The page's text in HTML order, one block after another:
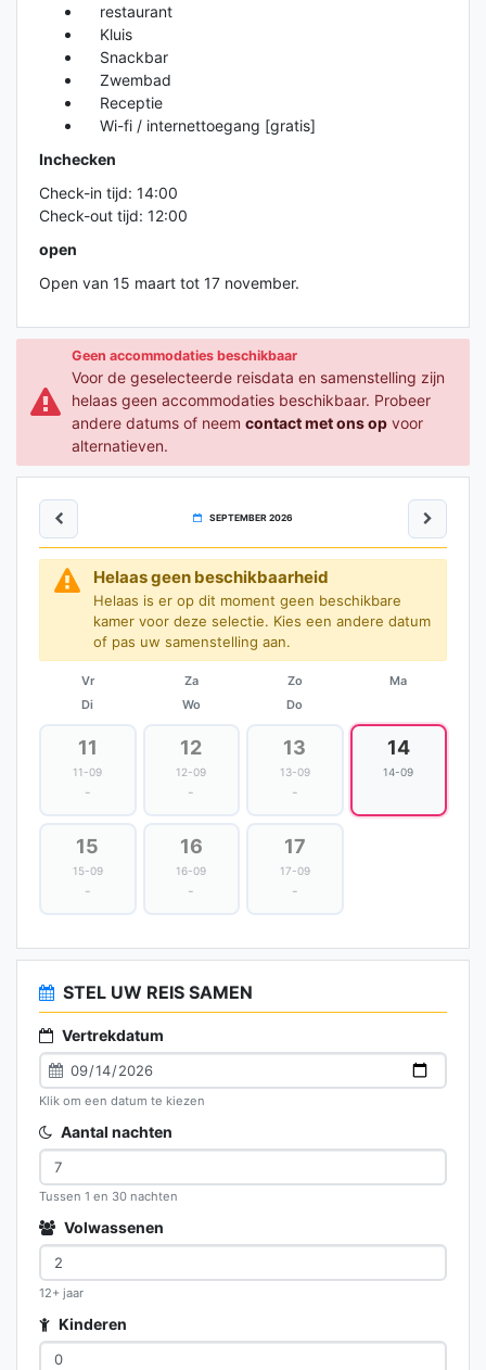
restaurant
Kluis
Snackbar
Zwembad
Receptie
Wi-fi / internettoegang [gratis]
Inchecken
Check-in tijd: 14:00
Check-out tijd: 12:00
open
Open van 15 maart tot 17 november.
Geen accommodaties beschikbaar
Voor de geselecteerde reisdata en samenstelling zijn
helaas geen accommodaties beschikbaar. Probeer
andere datums of neem contact met ons opvoor
alternatieven.
SEPTEMBER 2026
Helaas geen beschikbaarheid
Helaas is er op dit moment geen beschikbare
kamer voor deze selectie. Kies een andere datum
of pas uw samenstelling aan.
Vr Za Zo
Ma
Di
Wo Do
11
11-09
-
12
12-09
-
13
13-09
-
14
14-09
15
15-09
-
16
16-09
-
17
17-09
-
STEL UW REIS SAMEN
Vertrekdatum
Klik om een datum te kiezen
Aantal nachten
Tussen 1 en 30 nachten
Volwassenen
12+ jaar
Kinderen